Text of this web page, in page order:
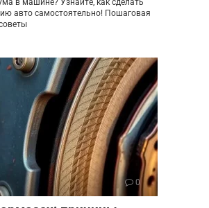
в машине? Узнайте, как сделать
авто самостоятельно! Пошаговая
0